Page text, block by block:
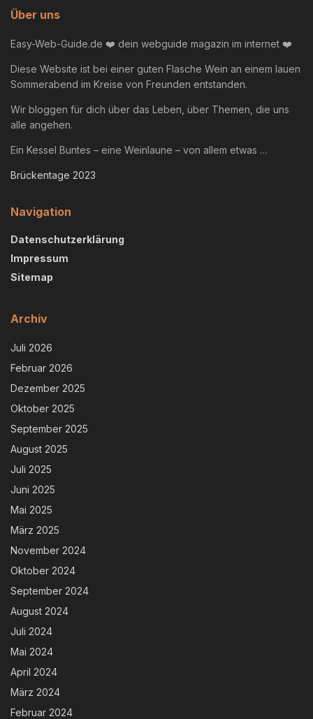
Über uns
Easy-Web-Guide.de ❤️ dein webguide magazin im internet ❤️
Diese Website ist bei einer guten Flasche Wein an einem lauen
Sommerabend im Kreise von Freunden entstanden.
Wir bloggen für dich über das Leben, über Themen, die uns
alle angehen.
Ein Kessel Buntes – eine Weinlaune – von allem etwas …
Brückentage 2023
Navigation
Datenschutzerklärung
Impressum
Sitemap
Archiv
Juli 2026
Februar 2026
Dezember 2025
Oktober 2025
September 2025
August 2025
Juli 2025
Juni 2025
Mai 2025
März 2025
November 2024
Oktober 2024
September 2024
August 2024
Juli 2024
Mai 2024
April 2024
März 2024
Februar 2024